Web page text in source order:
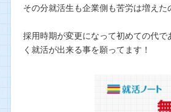
その分就活生も企業側も苦労は増えた
採用時期が変更になって初めての代
く就活が出来る事を願ってます！